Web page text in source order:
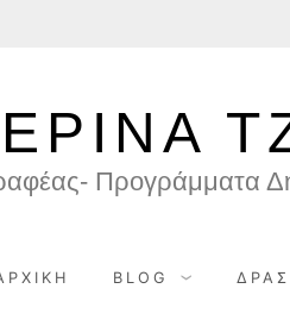
Προγράμματα
BLOG